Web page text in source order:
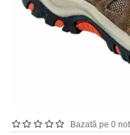
Bazată pe 0